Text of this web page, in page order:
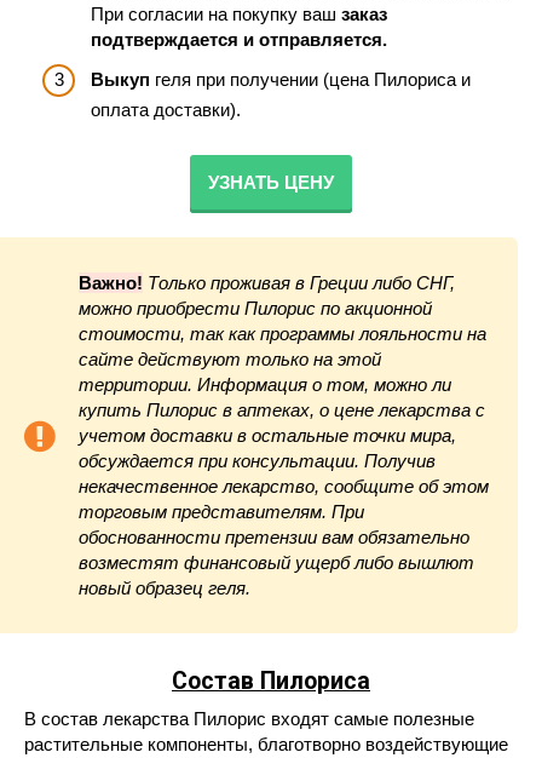
При согласии на покупку ваш заказ
подтверждается и отправляется.
Выкуп геля при получении (цена Пилориса и
оплата доставки).
УЗНАТЬ ЦЕНУ
Важно! Только проживая в Греции либо СНГ,
можно приобрести Пилорис по акционной
стоимости, так как программы лояльности на
сайте действуют только на этой
территории. Информация о том, можно ли
купить Пилорис в аптеках, о цене лекарства с
учетом доставки в остальные точки мира,
обсуждается при консультации. Получив
некачественное лекарство, сообщите об этом
торговым представителям. При
обоснованности претензии вам обязательно
возместят финансовый ущерб либо вышлют
новый образец геля.
Состав Пилориса
В состав лекарства Пилорис входят самые полезные
растительные компоненты, благотворно воздействующие